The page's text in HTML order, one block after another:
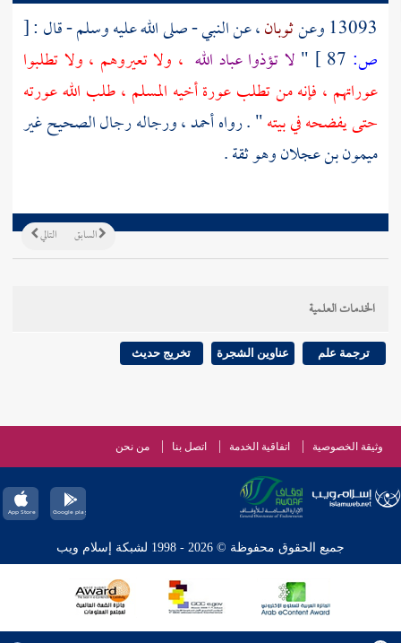
13093 وعن ثوبان، عن النبي - صلى الله عليه وسلم - قال :[
ص:
" لا تؤذوا عباد الله ، ولا تعيروهم ، ولا تطلبوا
عوراتهم ، فإنه من تطلب عورة أخيه المسلم ، طلب الله عورته
حتى يفضحه في بيته" . رواهأحمد، ورجاله رجال الصحيح غير
ميمون بن عجلانوهو ثقة .
التالي السابق
الخدمات العلمية
ترجمة علم عناوين الشجرة تخريج حديث
وثيقة الخصوصية اتفاقية الخدمة اتصل بنا من نحن
جميع الحقوق محفوظة © 2026 - 1998 لشبكة إسلام ويب